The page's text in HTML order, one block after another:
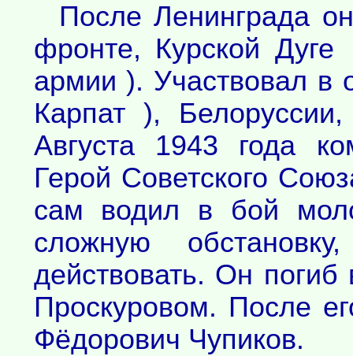
После Ленинграда
фронте, Курской
армии ). Участвовал
Карпат ),
Августа 1943 года
Герой Советского
сам водил в бой
сложную
действовать. Он
Проскуровом. После
Фёдорович Чупиков.